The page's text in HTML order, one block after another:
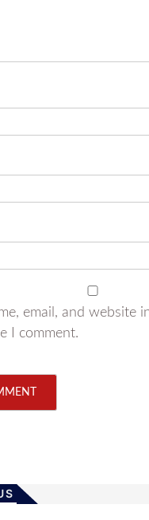
email, and website
I comment.